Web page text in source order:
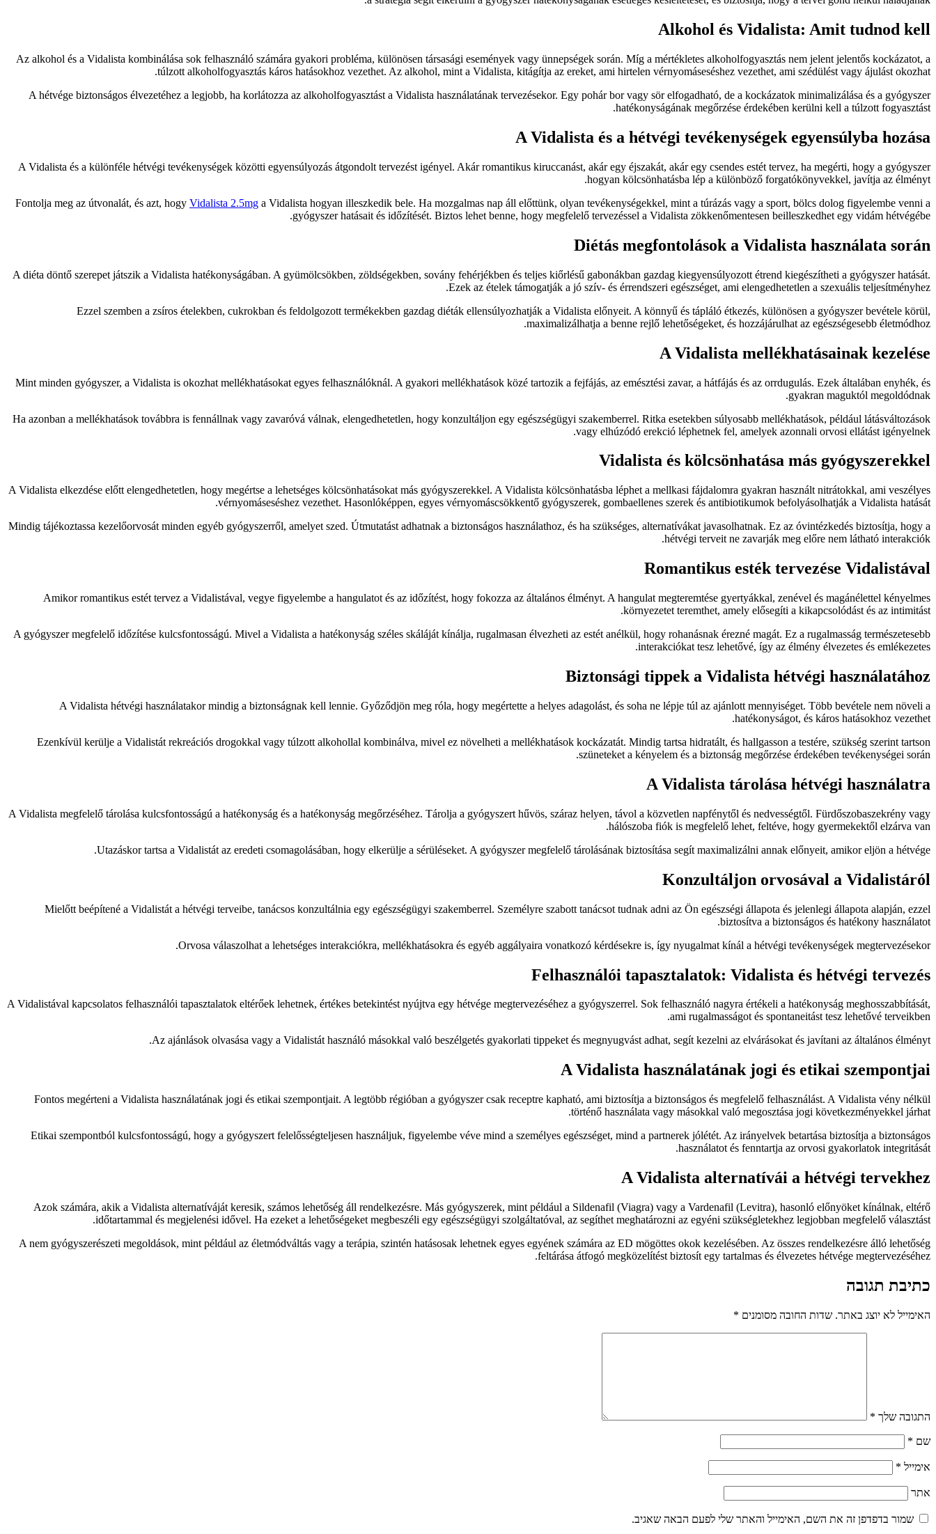
Alkohol és Vidalista: Amit tudnod kell
Az alkohol és a Vidalista kombinálása sok felhasználó számára gyakori probléma, különösen társasági események vagy ünnepségek során. Míg a mértékletes alkoholfogyasztás nem jelent jelentős kockázatot, a
túlzott alkoholfogyasztás káros hatásokhoz vezethet. Az alkohol, mint a Vidalista, kitágítja az ereket, ami hirtelen vérnyomáseséshez vezethet, ami szédülést vagy ájulást okozhat.
A hétvége biztonságos élvezetéhez a legjobb, ha korlátozza az alkoholfogyasztást a Vidalista használatának tervezésekor. Egy pohár bor vagy sör elfogadható, de a kockázatok minimalizálása és a gyógyszer
hatékonyságának megőrzése érdekében kerülni kell a túlzott fogyasztást.
A Vidalista és a hétvégi tevékenységek egyensúlyba hozása
A Vidalista és a különféle hétvégi tevékenységek közötti egyensúlyozás átgondolt tervezést igényel. Akár romantikus kiruccanást, akár egy éjszakát, akár egy csendes estét tervez, ha megérti, hogy a gyógyszer
hogyan kölcsönhatásba lép a különböző forgatókönyvekkel, javítja az élményt.
Fontolja meg az útvonalát, és azt, hogy Vidalista 2.5mg a Vidalista hogyan illeszkedik bele. Ha mozgalmas nap áll előttünk, olyan tevékenységekkel, mint a túrázás vagy a sport, bölcs dolog figyelembe venni a
gyógyszer hatásait és időzítését. Biztos lehet benne, hogy megfelelő tervezéssel a Vidalista zökkenőmentesen beilleszkedhet egy vidám hétvégébe.
Diétás megfontolások a Vidalista használata során
A diéta döntő szerepet játszik a Vidalista hatékonyságában. A gyümölcsökben, zöldségekben, sovány fehérjékben és teljes kiőrlésű gabonákban gazdag kiegyensúlyozott étrend kiegészítheti a gyógyszer hatását.
Ezek az ételek támogatják a jó szív- és érrendszeri egészséget, ami elengedhetetlen a szexuális teljesítményhez.
Ezzel szemben a zsíros ételekben, cukrokban és feldolgozott termékekben gazdag diéták ellensúlyozhatják a Vidalista előnyeit. A könnyű és tápláló étkezés, különösen a gyógyszer bevétele körül,
maximalizálhatja a benne rejlő lehetőségeket, és hozzájárulhat az egészségesebb életmódhoz.
A Vidalista mellékhatásainak kezelése
Mint minden gyógyszer, a Vidalista is okozhat mellékhatásokat egyes felhasználóknál. A gyakori mellékhatások közé tartozik a fejfájás, az emésztési zavar, a hátfájás és az orrdugulás. Ezek általában enyhék, és
gyakran maguktól megoldódnak.
Ha azonban a mellékhatások továbbra is fennállnak vagy zavaróvá válnak, elengedhetetlen, hogy konzultáljon egy egészségügyi szakemberrel. Ritka esetekben súlyosabb mellékhatások, például látásváltozások
vagy elhúzódó erekció léphetnek fel, amelyek azonnali orvosi ellátást igényelnek.
Vidalista és kölcsönhatása más gyógyszerekkel
A Vidalista elkezdése előtt elengedhetetlen, hogy megértse a lehetséges kölcsönhatásokat más gyógyszerekkel. A Vidalista kölcsönhatásba léphet a mellkasi fájdalomra gyakran használt nitrátokkal, ami veszélyes
vérnyomáseséshez vezethet. Hasonlóképpen, egyes vérnyomáscsökkentő gyógyszerek, gombaellenes szerek és antibiotikumok befolyásolhatják a Vidalista hatását.
Mindig tájékoztassa kezelőorvosát minden egyéb gyógyszerről, amelyet szed. Útmutatást adhatnak a biztonságos használathoz, és ha szükséges, alternatívákat javasolhatnak. Ez az óvintézkedés biztosítja, hogy a
hétvégi terveit ne zavarják meg előre nem látható interakciók.
Romantikus esték tervezése Vidalistával
Amikor romantikus estét tervez a Vidalistával, vegye figyelembe a hangulatot és az időzítést, hogy fokozza az általános élményt. A hangulat megteremtése gyertyákkal, zenével és magánélettel kényelmes
környezetet teremthet, amely elősegíti a kikapcsolódást és az intimitást.
A gyógyszer megfelelő időzítése kulcsfontosságú. Mivel a Vidalista a hatékonyság széles skáláját kínálja, rugalmasan élvezheti az estét anélkül, hogy rohanásnak érezné magát. Ez a rugalmasság természetesebb
interakciókat tesz lehetővé, így az élmény élvezetes és emlékezetes.
Biztonsági tippek a Vidalista hétvégi használatához
A Vidalista hétvégi használatakor mindig a biztonságnak kell lennie. Győződjön meg róla, hogy megértette a helyes adagolást, és soha ne lépje túl az ajánlott mennyiséget. Több bevétele nem növeli a
hatékonyságot, és káros hatásokhoz vezethet.
Ezenkívül kerülje a Vidalistát rekreációs drogokkal vagy túlzott alkohollal kombinálva, mivel ez növelheti a mellékhatások kockázatát. Mindig tartsa hidratált, és hallgasson a testére, szükség szerint tartson
szüneteket a kényelem és a biztonság megőrzése érdekében tevékenységei során.
A Vidalista tárolása hétvégi használatra
A Vidalista megfelelő tárolása kulcsfontosságú a hatékonyság és a hatékonyság megőrzéséhez. Tárolja a gyógyszert hűvös, száraz helyen, távol a közvetlen napfénytől és nedvességtől. Fürdőszobaszekrény vagy
hálószoba fiók is megfelelő lehet, feltéve, hogy gyermekektől elzárva van.
Utazáskor tartsa a Vidalistát az eredeti csomagolásában, hogy elkerülje a sérüléseket. A gyógyszer megfelelő tárolásának biztosítása segít maximalizálni annak előnyeit, amikor eljön a hétvége.
Konzultáljon orvosával a Vidalistáról
Mielőtt beépítené a Vidalistát a hétvégi terveibe, tanácsos konzultálnia egy egészségügyi szakemberrel. Személyre szabott tanácsot tudnak adni az Ön egészségi állapota és jelenlegi állapota alapján, ezzel
biztosítva a biztonságos és hatékony használatot.
Orvosa válaszolhat a lehetséges interakciókra, mellékhatásokra és egyéb aggályaira vonatkozó kérdésekre is, így nyugalmat kínál a hétvégi tevékenységek megtervezésekor.
Felhasználói tapasztalatok: Vidalista és hétvégi tervezés
A Vidalistával kapcsolatos felhasználói tapasztalatok eltérőek lehetnek, értékes betekintést nyújtva egy hétvége megtervezéséhez a gyógyszerrel. Sok felhasználó nagyra értékeli a hatékonyság meghosszabbítását,
ami rugalmasságot és spontaneitást tesz lehetővé terveikben.
Az ajánlások olvasása vagy a Vidalistát használó másokkal való beszélgetés gyakorlati tippeket és megnyugvást adhat, segít kezelni az elvárásokat és javítani az általános élményt.
A Vidalista használatának jogi és etikai szempontjai
Fontos megérteni a Vidalista használatának jogi és etikai szempontjait. A legtöbb régióban a gyógyszer csak receptre kapható, ami biztosítja a biztonságos és megfelelő felhasználást. A Vidalista vény nélkül
történő használata vagy másokkal való megosztása jogi következményekkel járhat.
Etikai szempontból kulcsfontosságú, hogy a gyógyszert felelősségteljesen használjuk, figyelembe véve mind a személyes egészséget, mind a partnerek jólétét. Az irányelvek betartása biztosítja a biztonságos
használatot és fenntartja az orvosi gyakorlatok integritását.
A Vidalista alternatívái a hétvégi tervekhez
Azok számára, akik a Vidalista alternatíváját keresik, számos lehetőség áll rendelkezésre. Más gyógyszerek, mint például a Sildenafil (Viagra) vagy a Vardenafil (Levitra), hasonló előnyöket kínálnak, eltérő
időtartammal és megjelenési idővel. Ha ezeket a lehetőségeket megbeszéli egy egészségügyi szolgáltatóval, az segíthet meghatározni az egyéni szükségletekhez legjobban megfelelő választást.
A nem gyógyszerészeti megoldások, mint például az életmódváltás vagy a terápia, szintén hatásosak lehetnek egyes egyének számára az ED mögöttes okok kezelésében. Az összes rendelkezésre álló lehetőség
feltárása átfogó megközelítést biztosít egy tartalmas és élvezetes hétvége megtervezéséhez.
כתיבת תגובה
האימייל לא יוצג באתר. שדות החובה מסומנים *
התגובה שלך *
שם *
אימייל *
אתר
שמור בדפדפן זה את השם, האימייל והאתר שלי לפעם הבאה שאגיב.